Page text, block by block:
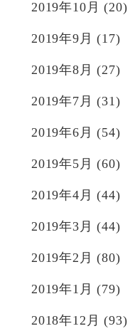
2019年10月 (20)
2019年9月 (17)
2019年8月 (27)
2019年7月 (31)
2019年6月 (54)
2019年5月 (60)
2019年4月 (44)
2019年3月 (44)
2019年2月 (80)
2019年1月 (79)
2018年12月 (93)